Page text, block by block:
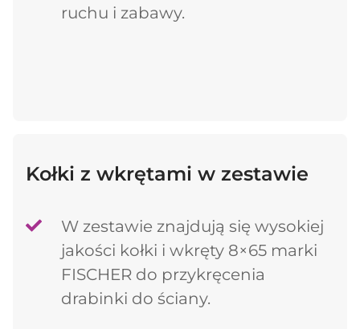
ruchu i zabawy.
Kołki z wkrętami w zestawie
W zestawie znajdują się wysokiej
jakości kołki i wkręty 8×65 marki
FISCHER do przykręcenia
drabinki do ściany.